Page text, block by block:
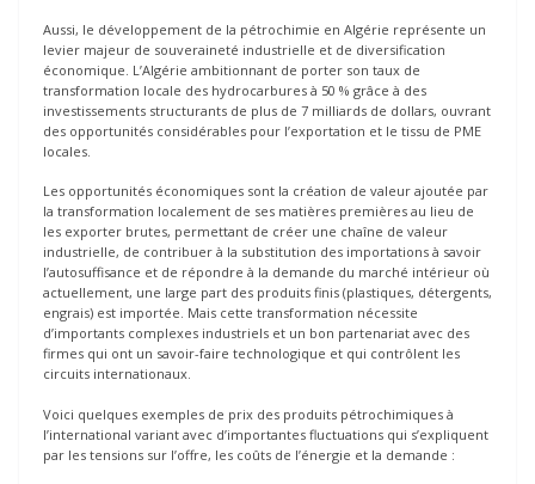
Aussi, le développement de la pétrochimie en Algérie représente un
levier majeur de souveraineté industrielle et de diversification
économique. L’Algérie ambitionnant de porter son taux de
transformation locale des hydrocarbures à 50 % grâce à des
investissements structurants de plus de 7 milliards de dollars, ouvrant
des opportunités considérables pour l’exportation et le tissu de PME
locales.
Les opportunités économiques sont la création de valeur ajoutée par
la transformation localement de ses matières premières au lieu de
les exporter brutes, permettant de créer une chaîne de valeur
industrielle, de contribuer à la substitution des importations à savoir
l’autosuffisance et de répondre à la demande du marché intérieur où
actuellement, une large part des produits finis (plastiques, détergents,
engrais) est importée. Mais cette transformation nécessite
d’importants complexes industriels et un bon partenariat avec des
firmes qui ont un savoir-faire technologique et qui contrôlent les
circuits internationaux.
Voici quelques exemples de prix des produits pétrochimiques à
l’international variant avec d’importantes fluctuations qui s’expliquent
par les tensions sur l’offre, les coûts de l’énergie et la demande :